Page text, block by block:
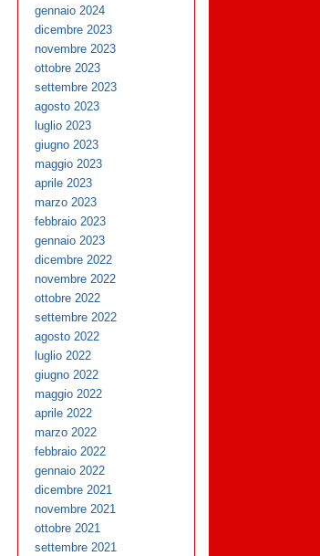
gennaio 2024
dicembre 2023
novembre 2023
ottobre 2023
settembre 2023
agosto 2023
luglio 2023
giugno 2023
maggio 2023
aprile 2023
marzo 2023
febbraio 2023
gennaio 2023
dicembre 2022
novembre 2022
ottobre 2022
settembre 2022
agosto 2022
luglio 2022
giugno 2022
maggio 2022
aprile 2022
marzo 2022
febbraio 2022
gennaio 2022
dicembre 2021
novembre 2021
ottobre 2021
settembre 2021